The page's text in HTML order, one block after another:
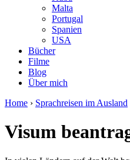
Malta
Portugal
Spanien
USA
Bücher
Filme
Blog
Über mich
Home › Sprachreisen im Ausland
Visum